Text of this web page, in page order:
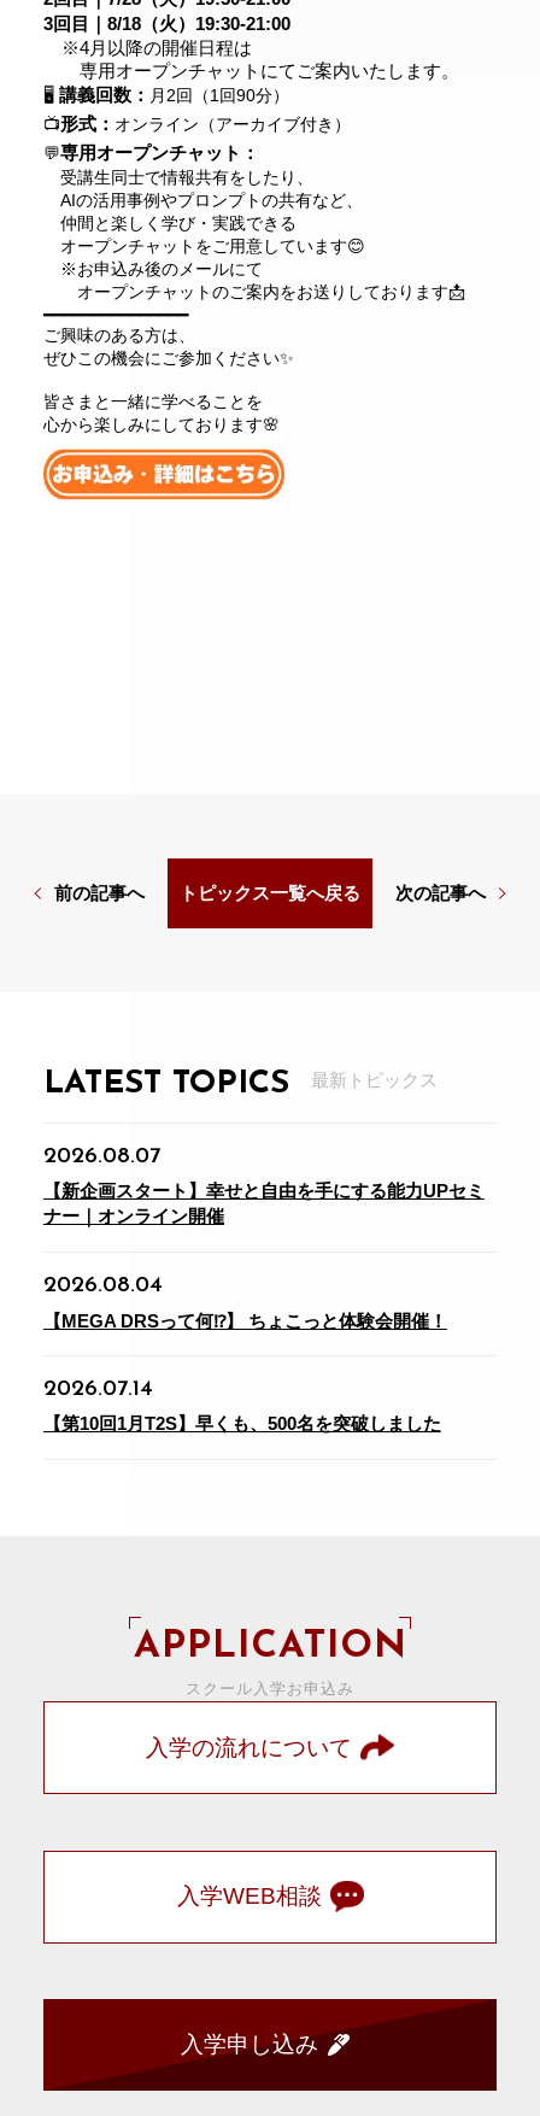
3回目｜8/18（火）19:30-21:00
※4月以降の開催日程は
専用オープンチャットにてご案内いたします。
🖥 講義回数： 月2回（1回90分）
📺形式： オンライン（アーカイブ付き）
💬専用オープンチャット：
受講生同士で情報共有をしたり、
AIの活用事例やプロンプトの共有など、
仲間と楽しく学び・実践できる
オープンチャットをご用意しています😊
※お申込み後のメールにて
オープンチャットのご案内をお送りしております📩
━━━━━━━━━━━━━━━
ご興味のある方は、
ぜひこの機会にご参加ください✨
皆さまと一緒に学べることを
心から楽しみにしております🌸
前の記事へ トピックス一覧へ戻る 次の記事へ
LATEST TOPICS 最新トピックス
2026.08.07
【新企画スタート】幸せと自由を手にする能力UPセミ
ナー｜オンライン開催
2026.08.04
【MEGA DRSって何⁉】 ちょこっと体験会開催！
2026.07.14
【第10回1月T2S】早くも、500名を突破しました
APPLICATION
スクール入学お申込み
入学の流れについて
入学WEB相談
入学申し込み